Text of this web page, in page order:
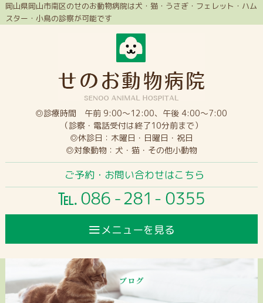
岡山県岡山市南区のせのお動物病院は犬・猫・うさぎ・フェレット・ハム
スター・小鳥の診察が可能です
◎診療時間 午前 9:00～12:00、午後 4:00～7:00
（診察・電話受付は終了10分前まで）
◎休診日：木曜日・日曜日・祝日
◎対象動物：犬・猫・その他小動物
ご予約・お問い合わせはこちら
≡メニューを見る